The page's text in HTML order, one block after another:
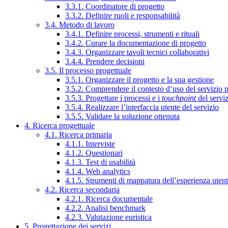
3.3.1. Coordinatore di progetto
3.3.2. Definire ruoli e responsabilità
3.4. Metodo di lavoro
3.4.1. Definire processi, strumenti e rituali
3.4.2. Curare la documentazione di progetto
3.4.3. Organizzare tavoli tecnici collaborativi
3.4.4. Prendere decisioni
3.5. Il processo progettuale
3.5.1. Organizzare il progetto e la sua gestione
3.5.2. Comprendere il contesto d’uso del servizio
3.5.3. Progettare i processi e i touchpointdel
3.5.4. Realizzare l’interfaccia utente del servizio
3.5.5. Validare la soluzione ottenuta
4. Ricerca progettuale
4.1. Ricerca primaria
4.1.1. Interviste
4.1.2. Questionari
4.1.3. Test di usabilità
4.1.4. Web analytics
4.1.5. Strumenti di mappatura dell’esperienza
4.2. Ricerca secondaria
4.2.1. Ricerca documentale
4.2.2. Analisi benchmark
4.2.3. Valutazione euristica
5. Progettazione dei servizi